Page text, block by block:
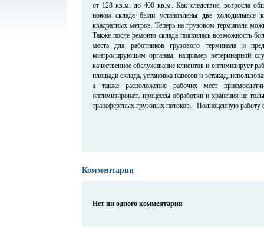
от 128 кв.м. до 400 кв.м. Как следствие, возросла
новом складе были установлены две
квадратных метров. Теперь на грузовом терминале
Также после ремонта склада появилась возможность
места для работников грузового терминала и
контролирующим органам, например ветеринарной
качественное обслуживание клиентов и оптимизирует
площади склада, установка навесов и эстакад,
а также расположение рабочих мест
оптимизировать процессы обработки и хранения не
трансфертных грузовых потоков. Полноценную работу
Комментарии
Нет ни одного комментария